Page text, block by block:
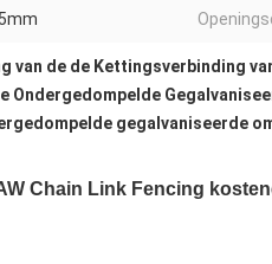
van de de Kettingsverbinding
Ondergedompelde
gegalvaniseerde
Chain Link Fencing